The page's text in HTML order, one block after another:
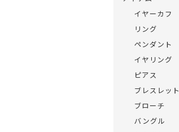
イヤーカフ
リング
ペンダント
イヤリング
ピアス
ブレスレット
ブローチ
バングル